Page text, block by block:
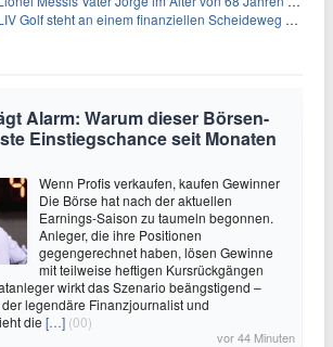
Golf steht an einem finanziellen Scheideweg auf der Suche nach neuen Investitionen
Alarm: Warum dieser Börsen-
Einstiegschance seit Monaten
Wenn Profis verkaufen, kaufen Gewinner
Die Börse hat nach der aktuellen
Earnings-Saison zu taumeln begonnen.
Anleger, die ihre Positionen
gegengerechnet haben, lösen Gewinne
mit teilweise heftigen Kursrückgängen
wirkt das Szenario beängstigend –
legendäre Finanzjournalist und
die […] (00)
vor 44 Minuten